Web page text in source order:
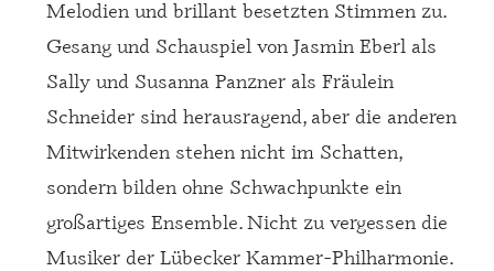
Melodien und brillant besetzten Stimmen zu.
Gesang und Schauspiel von Jasmin Eberl als
Sally und Susanna Panzner als Fräulein
Schneider sind herausragend, aber die anderen
Mitwirkenden stehen nicht im Schatten,
sondern bilden ohne Schwachpunkte ein
großartiges Ensemble. Nicht zu vergessen die
Musiker der Lübecker Kammer-Philharmonie.